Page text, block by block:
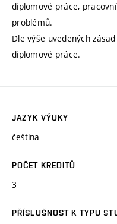
diplomové práce,
problémů.
Dle výše uvedených
diplomové práce.
JAZYK VÝUKY
čeština
POČET KREDITŮ
3
PŘÍSLUŠNOST K TYPU